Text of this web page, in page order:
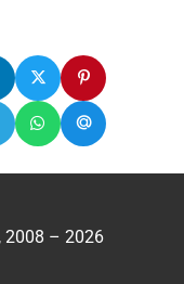
, 2008 – 2026